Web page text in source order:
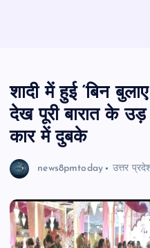
शादी में हुई ‘बिन
देख पूरी बारात के उड़
कार में दुबके
news8pmtoday उत्तर